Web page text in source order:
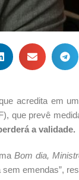
acredita em
que prevê
a validade.
Bom dia,
emendas”,